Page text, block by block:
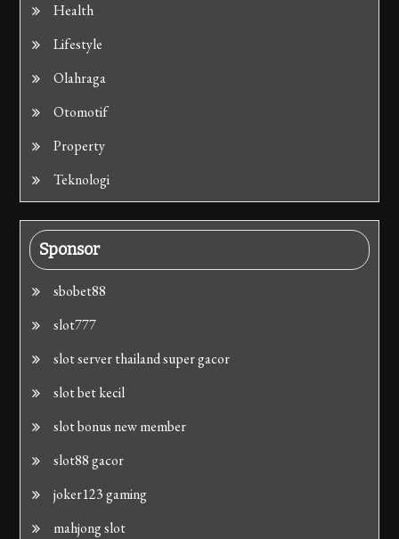
Health
Lifestyle
Olahraga
Otomotif
Property
Teknologi
Sponsor
sbobet88
slot777
slot server thailand super gacor
slot bet kecil
slot bonus new member
slot88 gacor
joker123 gaming
mahjong slot